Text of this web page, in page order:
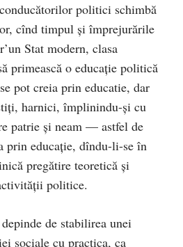
politici schimbă
cînd timpul şi împrejurările
Stat modern, clasa
primească o educaţie politică
pot creia prin educatie, dar
harnici, împlinindu-şi cu
patrie şi neam — astfel de
prin educaţie, dîndu-li-se în
pregătire teoretică şi
politice.
de stabilirea unei
sociale cu practica, ca